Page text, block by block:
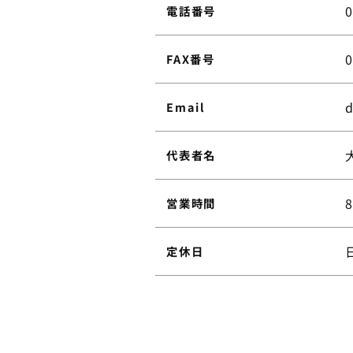
電話番号
FAX番号
Email
代表者名
営業時間
定休日